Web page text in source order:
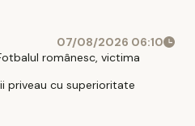
07/08/2026 06:10
românesc, victima
priveau cu superioritate